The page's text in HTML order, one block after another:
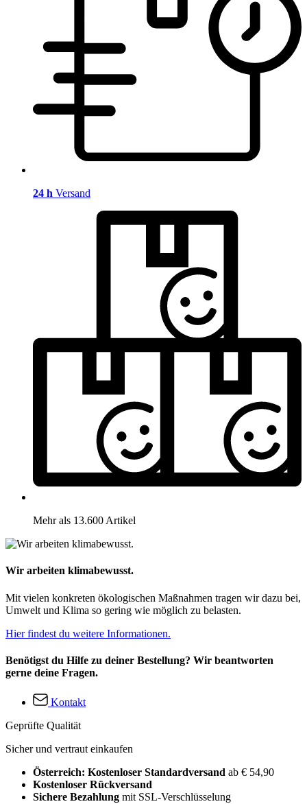
24 h Versand
Mehr als 13.600 Artikel
Wir arbeiten klimabewusst.
Mit vielen konkreten ökologischen Maßnahmen tragen wir dazu bei,
Umwelt und Klima so gering wie möglich zu belasten.
Hier findest du weitere Informationen.
Benötigst du Hilfe zu deiner Bestellung? Wir beantworten
gerne deine Fragen.
Kontakt
Geprüfte Qualität
Sicher und vertraut einkaufen
Österreich: Kostenloser Standardversand ab € 54,90
Kostenloser Rückversand
Sichere Bezahlung mit SSL-Verschlüsselung